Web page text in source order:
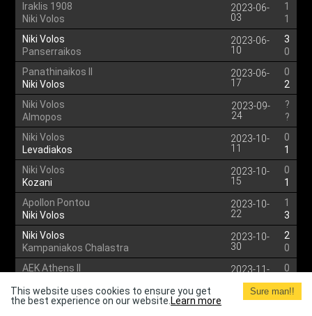
Iraklis 1908
Niki Volos
2023-06-
03
1
1
Niki Volos
Panserraikos
2023-06-
10
3
0
Panathinaikos II
Niki Volos
2023-06-
17
0
2
Niki Volos
Almopos
2023-09-
24
?
?
Niki Volos
Levadiakos
2023-10-
11
0
1
Niki Volos
Kozani
2023-10-
15
0
1
Apollon Pontou
Niki Volos
2023-10-
22
1
3
Niki Volos
Kampaniakos Chalastra
2023-10-
30
2
0
AEK Athens II
2023-11-
0
3
Niki Volos
2023-11-
3
This website uses cookies to ensure you get
the best experience on our website. Learn more
Sure man!!